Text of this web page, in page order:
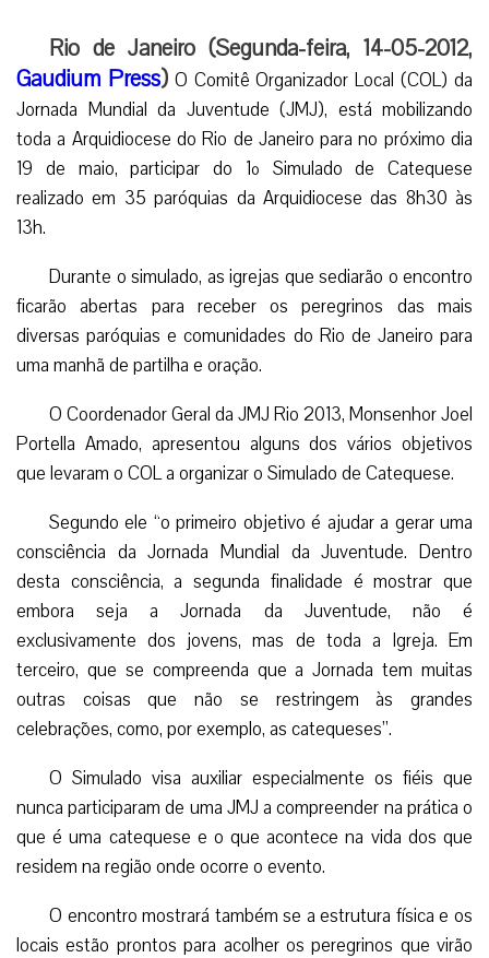
Rio de Janeiro (Segunda-feira, 14-05-2012,
Gaudium Press)O Comitê Organizador Local (COL) da
Jornada Mundial da Juventude (JMJ), está mobilizando
toda a Arquidiocese do Rio de Janeiro para no próximo dia
19 de maio, participar do 1º Simulado de Catequese
realizado em 35 paróquias da Arquidiocese das 8h30 às
13h.
Durante o simulado, as igrejas que sediarão o encontro
ficarão abertas para receber os peregrinos das mais
diversas paróquias e comunidades do Rio de Janeiro para
uma manhã de partilha e oração.
O Coordenador Geral da JMJ Rio 2013, Monsenhor Joel
Portella Amado, apresentou alguns dos vários objetivos
que levaram o COL a organizar o Simulado de Catequese.
Segundo ele “o primeiro objetivo é ajudar a gerar uma
consciência da Jornada Mundial da Juventude. Dentro
desta consciência, a segunda finalidade é mostrar que
embora seja a Jornada da Juventude, não é
exclusivamente dos jovens, mas de toda a Igreja. Em
terceiro, que se compreenda que a Jornada tem muitas
outras coisas que não se restringem às grandes
celebrações, como, por exemplo, as catequeses”.
O Simulado visa auxiliar especialmente os fiéis que
nunca participaram de uma JMJ a compreender na prática o
que é uma catequese e o que acontece na vida dos que
residem na região onde ocorre o evento.
O encontro mostrará também se a estrutura física e os
locais estão prontos para acolher os peregrinos que virão